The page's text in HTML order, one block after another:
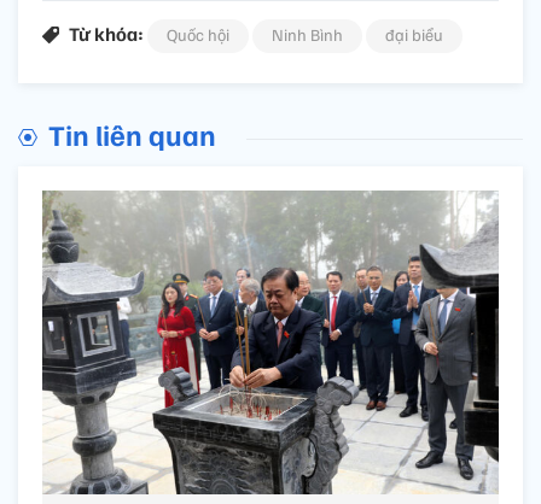
Từ khóa: Quốc hội Ninh Bình đại biểu
Tin liên quan